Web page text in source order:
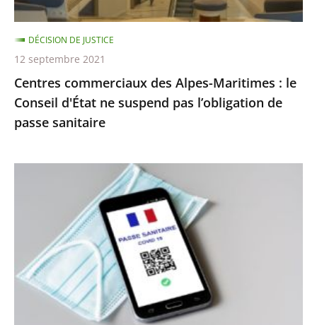
d'État
ne
suspend
pas
l’obligation
de
passe
Centres commerciaux des Alpes-Maritimes : le
Conseil d'État ne suspend pas l’obligation de
passe sanitaire
DÉCISION DE JUSTICE
12 septembre 2021
Conseil
d’État